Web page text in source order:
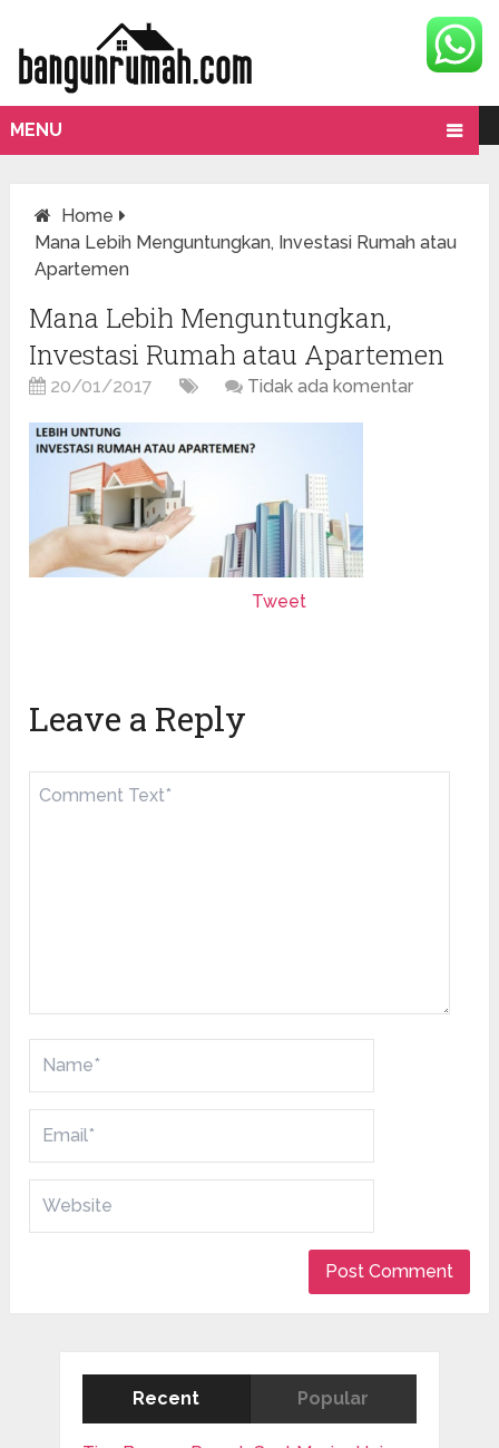
MENU
Home
Mana Lebih Menguntungkan, Investasi Rumah atau
Apartemen
Mana Lebih Menguntungkan,
Investasi Rumah atau Apartemen
20/01/2017 Tidak ada komentar
Tweet
Leave a Reply
Recent Popular